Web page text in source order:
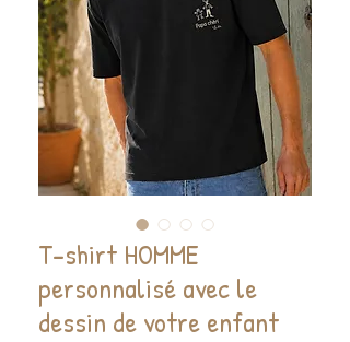
T-shirt HOMME
personnalisé avec le
dessin de votre enfant